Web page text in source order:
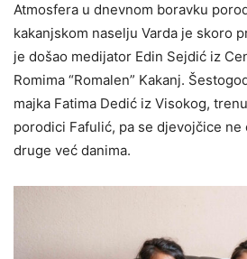
Atmosfera u dnevnom boravku
kakanjskom naselju Varda je skoro
je došao medijator Edin Sejdić iz
Romima “Romalen” Kakanj.
majka Fatima Dedić iz Visokog,
porodici Fafulić, pa se djevojčice ne
druge već danima.